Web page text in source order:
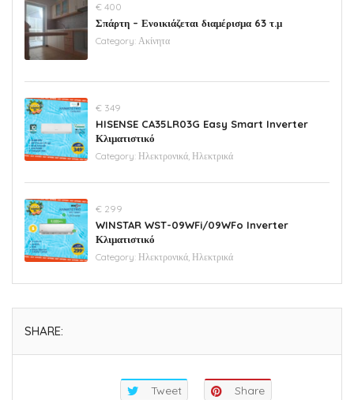
€ 400
Σπάρτη – Ενοικιάζεται διαμέρισμα 63 τ.μ
Category: Ακίνητα
€ 349
HISENSE CA35LR03G Easy Smart Inverter
Κλιματιστικό
Category: Ηλεκτρονικά, Ηλεκτρικά
€ 299
WINSTAR WST-09WFi/09WFo Inverter
Κλιματιστικό
Category: Ηλεκτρονικά, Ηλεκτρικά
SHARE:
Tweet Share